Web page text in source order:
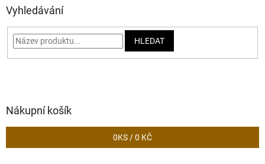
Vyhledávání
HLEDAT
Nákupní košík
0KS /0 KČ